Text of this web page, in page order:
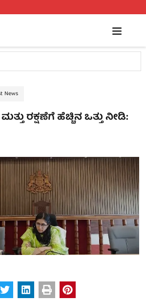
News
ರಕ್ಷಣೆಗೆ ಹೆಚ್ಚಿನ ಒತ್ತು ನೀಡಿ: